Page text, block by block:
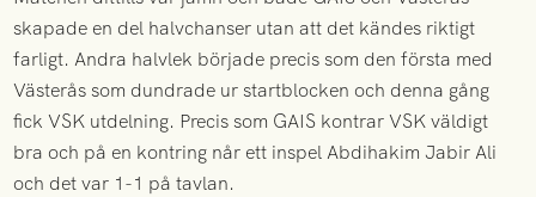
skapade en del halvchanser utan att det kändes riktigt
farligt. Andra halvlek började precis som den första med
Västerås som dundrade ur startblocken och denna gång
fick VSK utdelning. Precis som GAIS kontrar VSK väldigt
bra och på en kontring når ett inspel Abdihakim Jabir Ali
och det var 1-1 på tavlan.